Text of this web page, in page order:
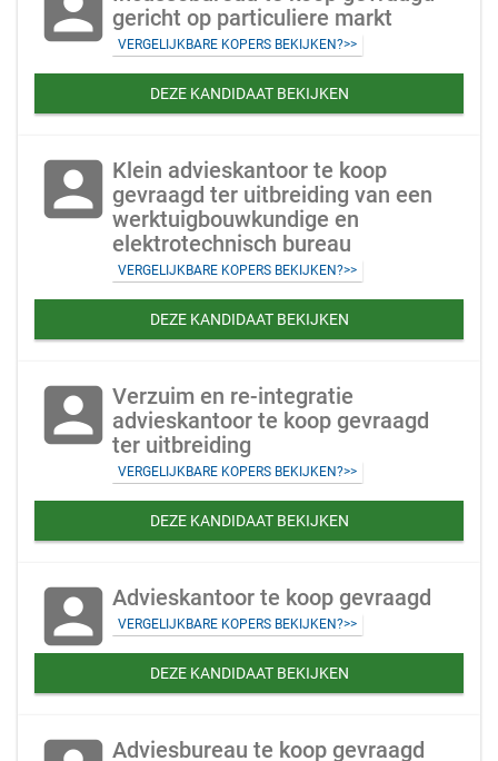
gericht op particuliere markt
VERGELIJKBARE KOPERS BEKIJKEN?>>
DEZE KANDIDAAT BEKIJKEN
account_box Klein advieskantoor te koop
gevraagd ter uitbreiding van een
werktuigbouwkundige en
elektrotechnisch bureau
VERGELIJKBARE KOPERS BEKIJKEN?>>
DEZE KANDIDAAT BEKIJKEN
account_box Verzuim en re-integratie
advieskantoor te koop gevraagd
ter uitbreiding
VERGELIJKBARE KOPERS BEKIJKEN?>>
DEZE KANDIDAAT BEKIJKEN
account_box Advieskantoor te koop gevraagd
VERGELIJKBARE KOPERS BEKIJKEN?>>
DEZE KANDIDAAT BEKIJKEN
Adviesbureau te koop gevraagd